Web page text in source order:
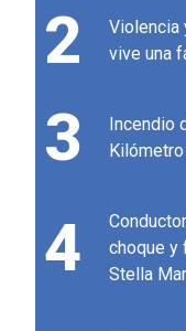
2
Violencia
vive una
3
Incendio
4
choque y
Stella